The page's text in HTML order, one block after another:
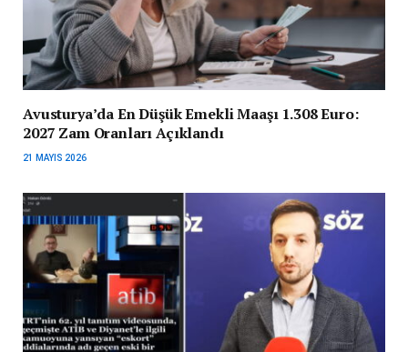
Avusturya’da En Düşük Emekli Maaşı 1.308 Euro:
2027 Zam Oranları Açıklandı
21 MAYIS 2026